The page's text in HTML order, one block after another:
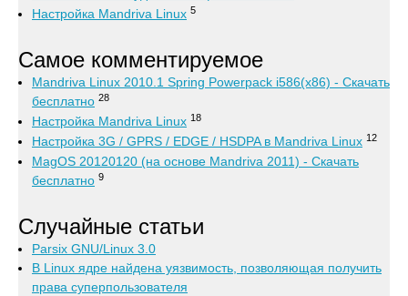
Настройка Mandriva Linux 5
Самое комментируемое
Mandriva Linux 2010.1 Spring Powerpack i586(x86) - Скачать
бесплатно 28
Настройка Mandriva Linux 18
Настройка 3G / GPRS / EDGE / HSDPA в Mandriva Linux 12
MagOS 20120120 (на основе Mandriva 2011) - Скачать
бесплатно 9
Случайные статьи
Parsix GNU/Linux 3.0
В Linux ядре найдена уязвимость, позволяющая получить
права суперпользователя